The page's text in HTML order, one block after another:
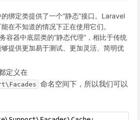
的绑定类提供了一个“静态”接口。Laravel
在不知道的情况下正在使用它们。
容器中底层类的“静态代理”，相比于传统
提供更加易于测试、更加灵活、简明优
定义在
命名空间下，所以我们可以